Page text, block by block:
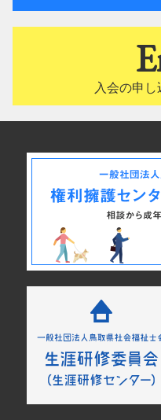
入会の申